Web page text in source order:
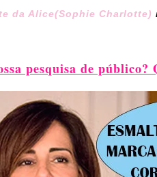
da Alice(Sophie Charlotte)
pesquisa de público?